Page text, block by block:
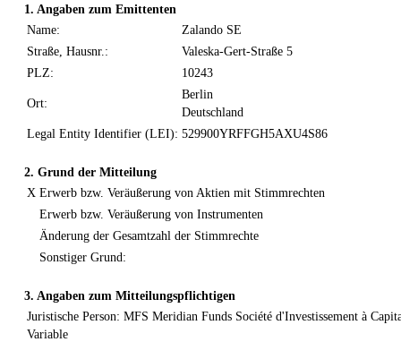
1. Angaben zum Emittenten
Name:
Zalando SE
Straße, Hausnr.:
Valeska-Gert-Straße 5
PLZ:
10243
Ort:
Berlin
Deutschland
Legal Entity Identifier (LEI): 529900YRFFGH5AXU4S86
2. Grund der Mitteilung
X Erwerb bzw. Veräußerung von Aktien mit Stimmrechten
Erwerb bzw. Veräußerung von Instrumenten
Änderung der Gesamtzahl der Stimmrechte
Sonstiger Grund:
3. Angaben zum Mitteilungspflichtigen
Juristische Person: MFS Meridian Funds Société d'Investissement à
Variable